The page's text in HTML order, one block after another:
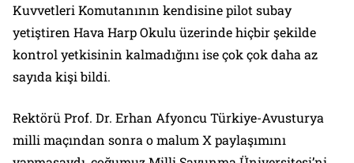
Kuvvetleri Komutanının kendisine pilot subay
yetiştiren Hava Harp Okulu üzerinde hiçbir şekilde
kontrol yetkisinin kalmadığını ise çok çok daha az
sayıda kişi bildi.
Rektörü Prof. Dr. Erhan Afyoncu Türkiye-Avusturya
milli maçından sonra o malum X paylaşımını